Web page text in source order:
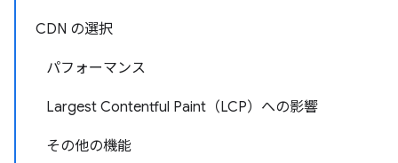
CDN の選択
パフォーマンス
Largest Contentful Paint（LCP）への影響
その他の機能